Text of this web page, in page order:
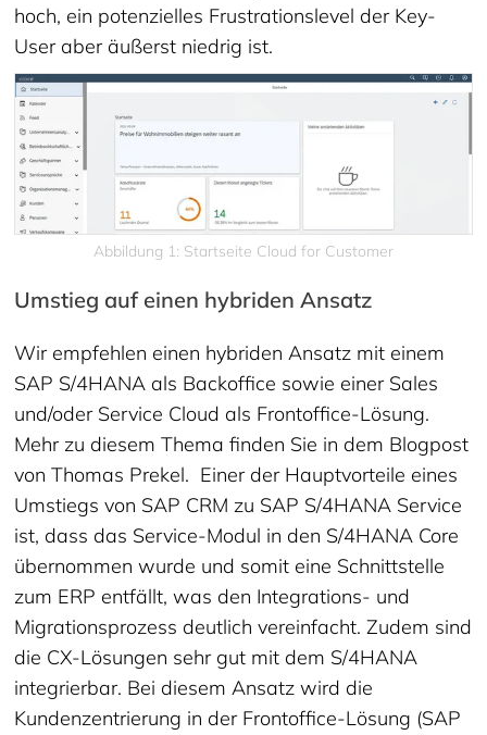
hoch, ein potenzielles Frustrationslevel der Key-
User aber äußerst niedrig ist.
Abbildung 1: Startseite Cloud for Customer
Umstieg auf einen hybriden Ansatz
Wir empfehlen einen hybriden Ansatz mit einem
SAP S/4HANA als Backoffice sowie einer Sales
und/oder Service Cloud als Frontoffice-Lösung.
Mehr zu diesem Thema finden Sie in dem Blogpost
von Thomas Prekel. Einer der Hauptvorteile eines
Umstiegs von SAP CRM zu SAP S/4HANA Service
ist, dass das Service-Modul in den S/4HANA Core
übernommen wurde und somit eine Schnittstelle
zum ERP entfällt, was den Integrations- und
Migrationsprozess deutlich vereinfacht. Zudem sind
die CX-Lösungen sehr gut mit dem S/4HANA
integrierbar. Bei diesem Ansatz wird die
Kundenzentrierung in der Frontoffice-Lösung (SAP